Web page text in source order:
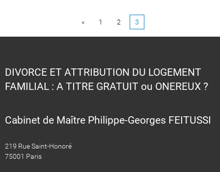
« 1 2 3
DIVORCE ET ATTRIBUTION DU LOGEMENT
FAMILIAL : A TITRE GRATUIT ou ONEREUX ?
Cabinet de Maître Philippe-Georges FEITUSSI
219 Rue Saint-Honoré
75001 Paris